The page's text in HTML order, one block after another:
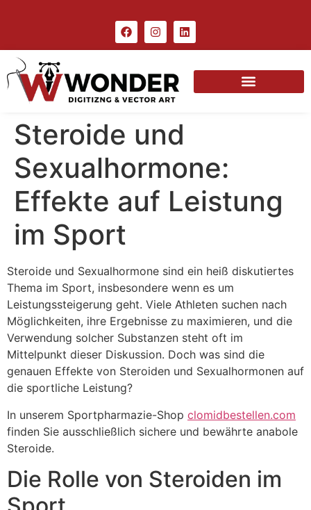
Steroide und
Sexualhormone:
Effekte auf Leistung
im Sport
Steroide und Sexualhormone sind ein heiß diskutiertes
Thema im Sport, insbesondere wenn es um
Leistungssteigerung geht. Viele Athleten suchen nach
Möglichkeiten, ihre Ergebnisse zu maximieren, und die
Verwendung solcher Substanzen steht oft im
Mittelpunkt dieser Diskussion. Doch was sind die
genauen Effekte von Steroiden und Sexualhormonen auf
die sportliche Leistung?
In unserem Sportpharmazie-Shop clomidbestellen.com
finden Sie ausschließlich sichere und bewährte anabole
Steroide.
Die Rolle von Steroiden im